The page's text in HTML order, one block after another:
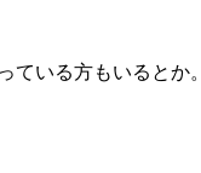
ている方もいるとか